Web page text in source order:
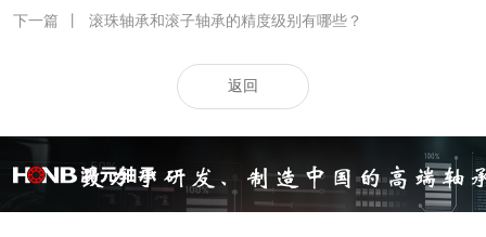
下一篇
滚珠轴承和滚子轴承的精度级别有哪些？
返回